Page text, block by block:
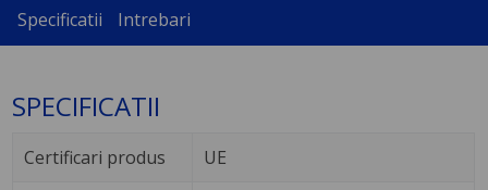
Specificatii Intrebari
SPECIFICATII
Certificari produs UE